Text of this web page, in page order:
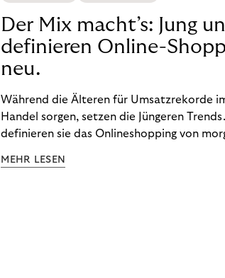
Der Mix macht’s: Jung
definieren Online-
neu.
Während die Älteren für Umsatzrekorde
Handel sorgen, setzen die Jüngeren
definieren sie das Onlineshopping von
gemeinsame Leidenschaft - allerdings
MEHR LESEN